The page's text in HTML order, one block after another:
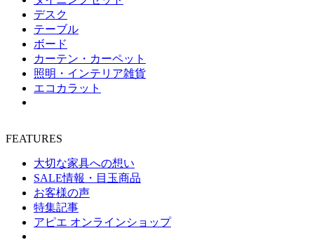
デスク
テーブル
ボード
カーテン・カーペット
照明・インテリア雑貨
エコカラット
FEATURES
大切な家具への想い
SALE情報・目玉商品
お客様の声
特集記事
アピエ オンラインショップ